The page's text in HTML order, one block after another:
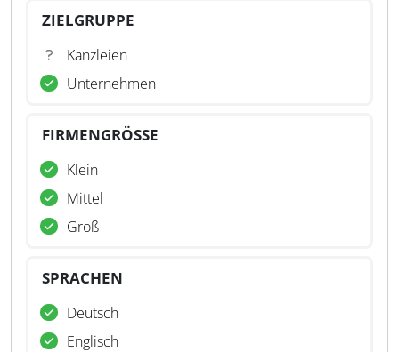
ZIELGRUPPE
Kanzleien
Unternehmen
FIRMENGRÖSSE
Klein
Mittel
Groß
SPRACHEN
Deutsch
Englisch